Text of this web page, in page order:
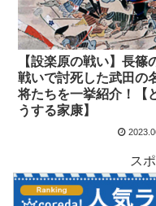
【設楽原の戦い】長篠
戦いで討死した武田の
将たちを一挙紹介！【
うする家康】
ス